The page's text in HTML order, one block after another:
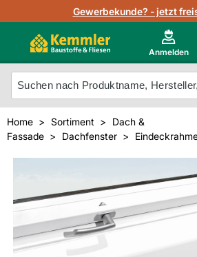
Gewerbekunde? - jetzt
Anmelden
Lagerbestand in Echtzeit
Nutzerverwaltung
Photovoltaik Konfigurator
Projektlisten
Technische Daten & Merkblätter
Videos
Neu im Onlineshop?
Mein Konto
Meistverkaufte Produkte
Kunden kauften auch
Home Sortiment
Dach &
Fassade
Dachfenster